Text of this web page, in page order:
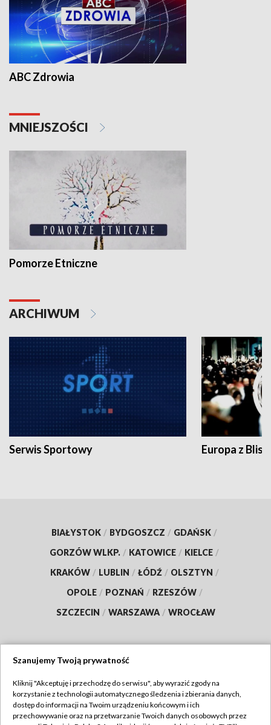
ABC Zdrowia
MNIEJSZOŚCI
Pomorze Etniczne
ARCHIWUM
Serwis Sportowy Europa z
BIAŁYSTOK / BYDGOSZCZ / GDAŃSK /
GORZÓW WLKP. / KATOWICE / KIELCE /
KRAKÓW / LUBLIN / ŁÓDŹ / OLSZTYN /
OPOLE / POZNAŃ / RZESZÓW /
SZCZECIN / WARSZAWA / WROCŁAW
TVP
Abonament TVP
Regulamin TVP
Szanujemy Twoją prywatność
Kliknij "Akceptuję i przechodzę do serwisu", aby wyrazić zgody na
korzystanie z technologii automatycznego śledzenia i zbierania danych,
dostęp do informacji na Twoim urządzeniu końcowym i ich
przechowywanie oraz na przetwarzanie Twoich danych osobowych przez